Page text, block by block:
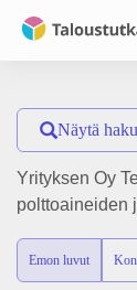
Näytä haku
Yrityksen Oy
polttoaineiden
Emon luvut